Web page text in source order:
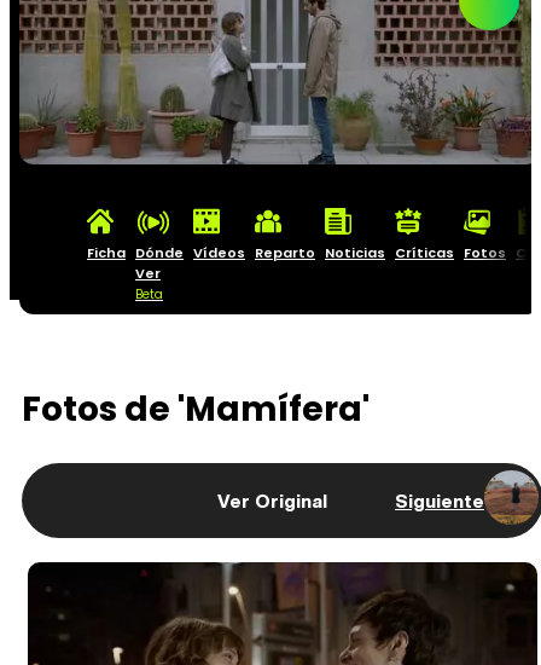
Ficha Dónde
Ver
Beta
Vídeos Reparto Noticias Críticas Fotos
Fotos de 'Mamífera'
Ver Original Siguiente